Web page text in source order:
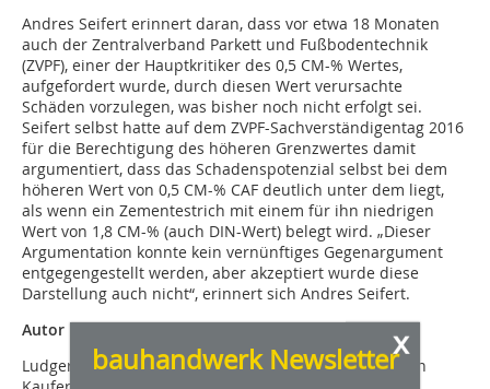
Andres Seifert erinnert daran, dass vor etwa 18 Monaten
auch der Zentralverband Parkett und Fußbodentechnik
(ZVPF), einer der Hauptkritiker des 0,5 CM-% Wertes,
aufgefordert wurde, durch diesen Wert verursachte
Schäden vorzulegen, was bisher noch nicht erfolgt sei.
Seifert selbst hatte auf dem ZVPF-Sachverständigentag 2016
für die Berechtigung des höheren Grenzwertes damit
argumentiert, dass das Schadenspotenzial selbst bei dem
höheren Wert von 0,5 CM-% CAF deutlich unter dem liegt,
als wenn ein Zementestrich mit einem für ihn niedrigen
Wert von 1,8 CM-% (auch DIN-Wert) belegt wird. „Dieser
Argumentation konnte kein vernünftiges Gegenargument
entgegengestellt werden, aber akzeptiert wurde diese
Darstellung auch nicht“, erinnert sich Andres Seifert.
Autor
Ludger Egen-Gödde arbeitet als freier Fachjournalist in
x
bauhandwerk Newsletter